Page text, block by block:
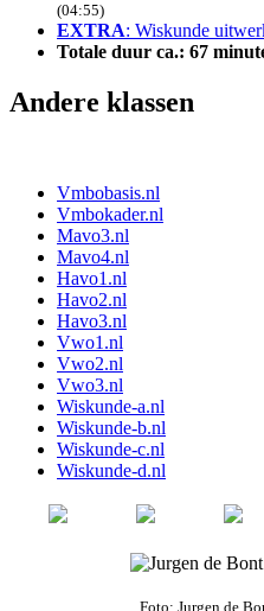
(04:55)
EXTRA: Wiskunde
Totale duur ca.: 67
Andere klassen
Vmbobasis.nl
Vmbokader.nl
Mavo3.nl
Mavo4.nl
Havo1.nl
Havo2.nl
Havo3.nl
Vwo1.nl
Vwo2.nl
Vwo3.nl
Wiskunde-a.nl
Wiskunde-b.nl
Wiskunde-c.nl
Wiskunde-d.nl
Foto: Jurgen de